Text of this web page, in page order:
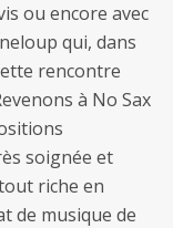
ou encore avec
qui, dans
rencontre
à No Sax
soignée et
riche en
de musique de